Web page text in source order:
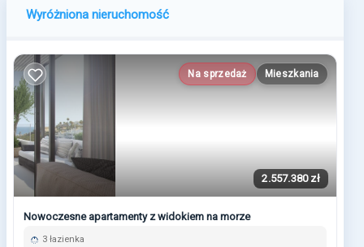
Wyróżniona nieruchomość
Na sprzedaż Mieszkania
2.557.380 zł
Nowoczesne apartamenty z widokiem na morze
3 łazienka